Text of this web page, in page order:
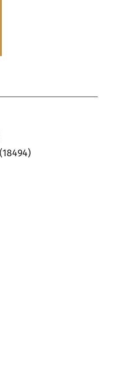
(18494)